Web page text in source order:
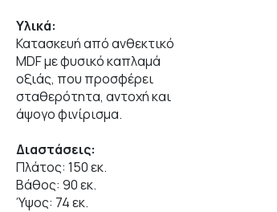
Υλικά:
Κατασκευή από ανθεκτικό
MDF με φυσικό καπλαμά
οξιάς, που προσφέρει
σταθερότητα, αντοχή και
άψογο φινίρισμα.
Διαστάσεις:
Πλάτος: 150 εκ.
Βάθος: 90 εκ.
Ύψος: 74 εκ.